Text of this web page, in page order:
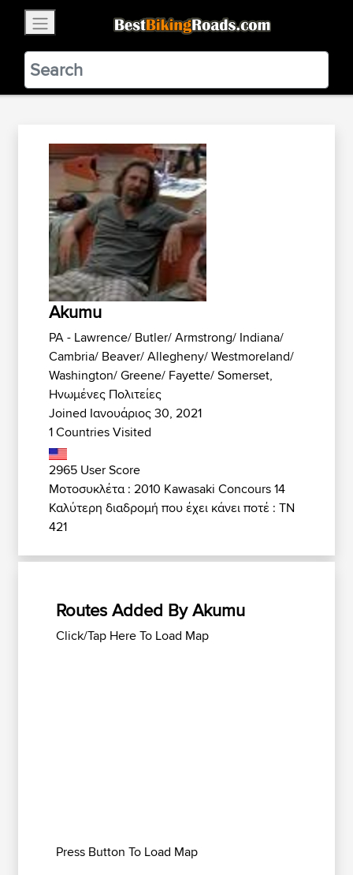
BestBikingRoads
Static Motion3.99 - In Google Play
VIEW
Akumu
PA - Lawrence/ Butler/ Armstrong/ Indiana/
Cambria/ Beaver/ Allegheny/ Westmoreland/
Washington/ Greene/ Fayette/ Somerset,
Ηνωμένες Πολιτείες
Joined Ιανουάριος 30, 2021
1 Countries Visited
2965 User Score
Μοτοσυκλέτα : 2010 Kawasaki Concours 14
Καλύτερη διαδρομή που έχει κάνει ποτέ : TN
421
Routes Added By Akumu
Click/Tap Here To Load Map
Press Button To Load Map